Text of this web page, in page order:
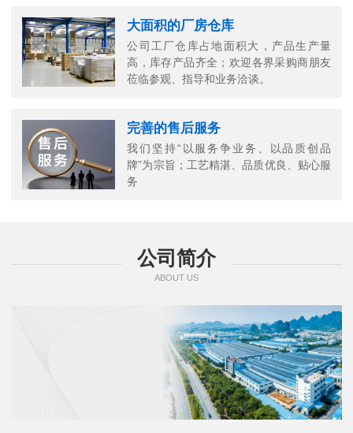
大面积的厂房仓库
公司工厂仓库占地面积大，产品生产量
高，库存产品齐全；欢迎各界采购商朋友
莅临参观、指导和业务洽谈。
完善的售后服务
我们坚持“以服务争业务、以品质创品
牌”为宗旨；工艺精湛、品质优良、贴心服
务
公司简介
ABOUT US